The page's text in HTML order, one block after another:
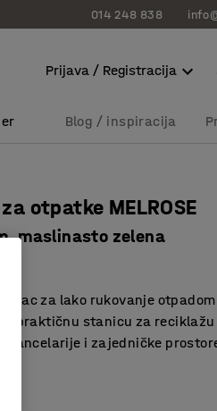
014 248 838
Prijava / Registracija
Blog / inspiracija
otpatke MELROSE
maslinasto zelena
za lako rukovanje otpadom
praktičnu stanicu za reciklažu
kancelarije i zajedničke